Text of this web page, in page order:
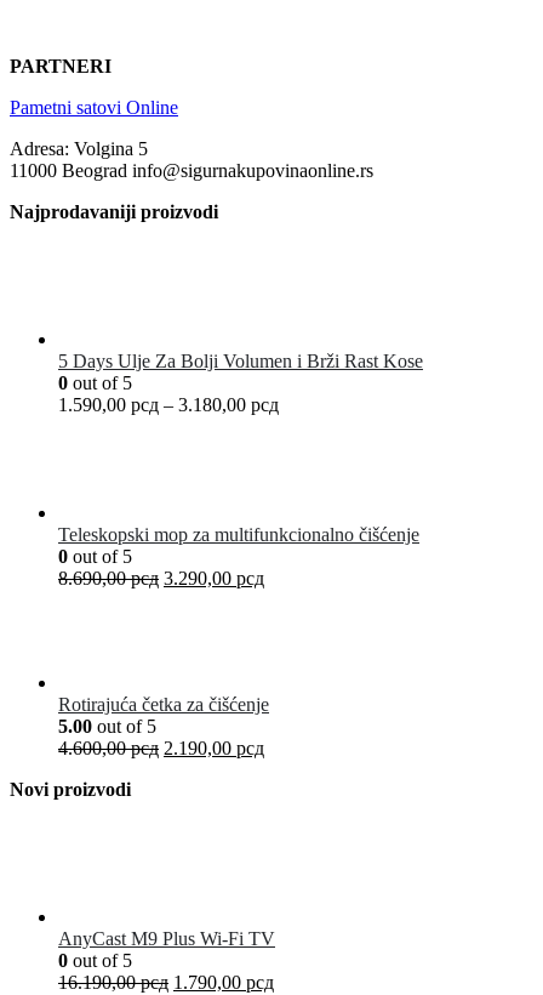
PARTNERI
Pametni satovi Online
Adresa: Volgina 5
11000 Beograd info@sigurnakupovinaonline.rs
Najprodavaniji proizvodi
5 Days Ulje Za Bolji Volumen i Brži Rast Kose
0 out of 5
1.590,00 рсд – 3.180,00 рсд
Teleskopski mop za multifunkcionalno čišćenje
0 out of 5
8.690,00рсд 3.290,00 рсд
Rotirajuća četka za čišćenje
5.00 out of 5
4.600,00рсд 2.190,00 рсд
Novi proizvodi
AnyCast M9 Plus Wi-Fi TV
0 out of 5
16.190,00рсд 1.790,00 рсд